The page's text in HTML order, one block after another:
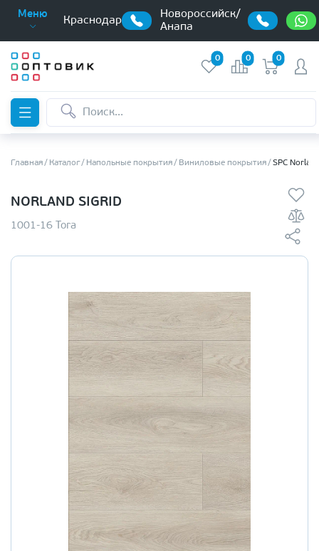
Меню
Краснодар
Новороссийск/
Анапа
0 0 0
Главная Каталог Напольные покрытия Виниловые покрытия SPC
NORLAND SIGRID
1001-16 Tora